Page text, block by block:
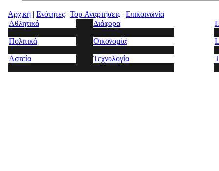
Αρχική | Ενότητες | Top Αναρτήσεις | Επικοινωνία
Αθλητικά
Διάφορα
Πολιτικά Οικονομία
Αστεία Τεχνολογία